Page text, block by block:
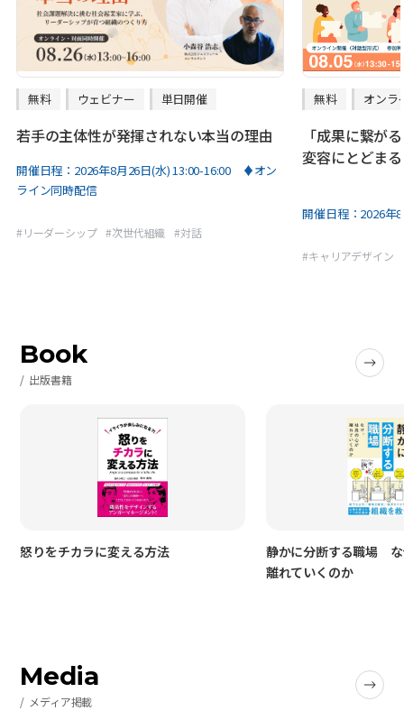
無料 ウェビナー 単日開催
若手の主体性が発揮されない本当の理由
開催日程： 2026年8月26日(水) 13:00-16:00 ♦オン
ライン同時配信
# リーダーシップ #次世代組織 #対話
無料 オンラ
「成果に繋が
変容にとどま
開催日程： 2026年
#キャリアデザイン
Book
出版書籍
怒りをチカラに変える方法
静かに分断する職場
離れていくのか
Media
メディア掲載